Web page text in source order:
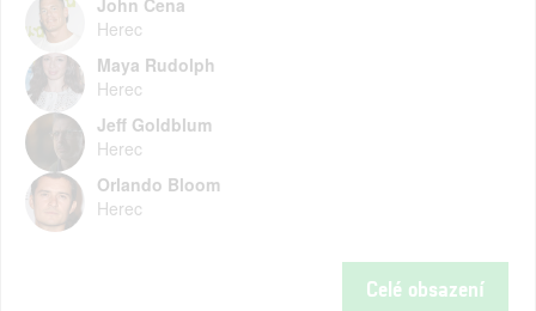
John Cena
Herec
Maya Rudolph
Herec
Jeff Goldblum
Herec
Orlando Bloom
Herec
Celé obsazení